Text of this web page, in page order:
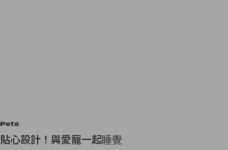
Pets
貼心設計！與愛寵一起睡覺